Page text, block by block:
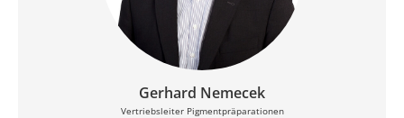
Gerhard Nemecek
Vertriebsleiter Pigmentpräparationen